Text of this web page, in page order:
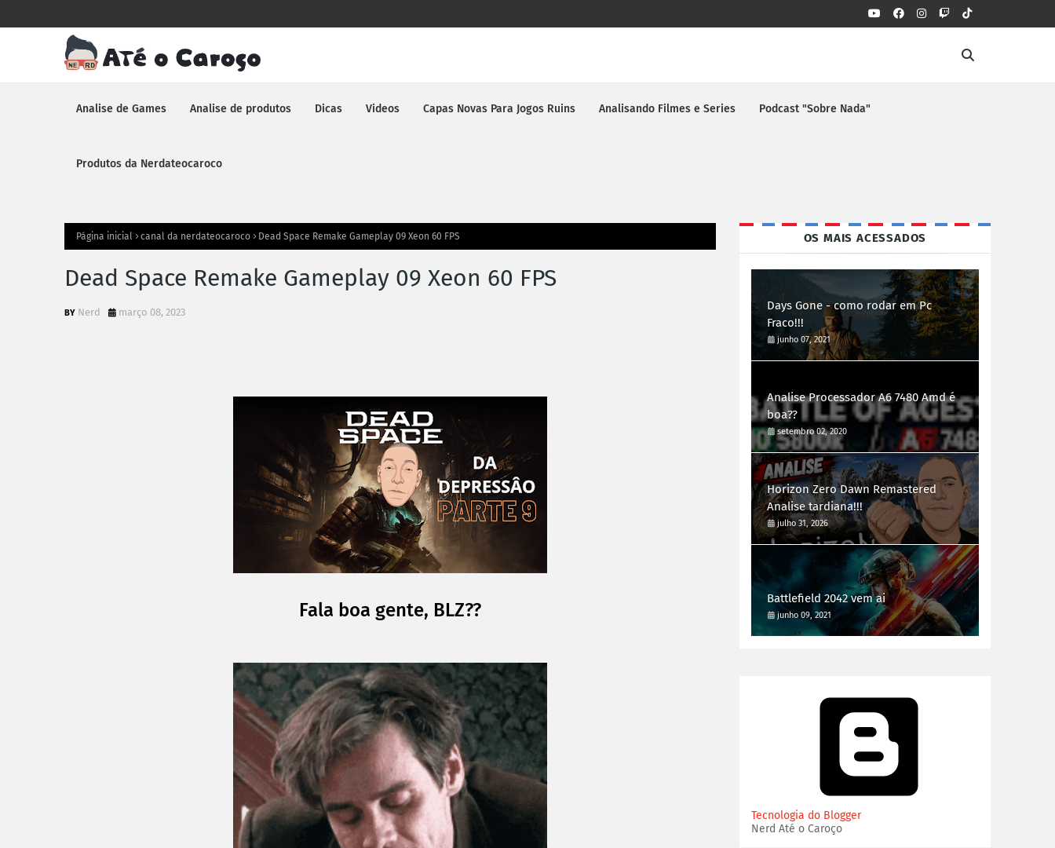
Analise de Games Analise de produtos Dicas Videos Capas Novas Para Jogos Ruins Analisando Filmes e Series Podcast "Sobre Nada"
Produtos da Nerdateocaroco
Página inicial canal da nerdateocaroco Dead Space Remake Gameplay 09 Xeon 60 FPS
Dead Space Remake Gameplay 09 Xeon 60 FPS
Nerd março 08, 2023
Fala boa gente, BLZ??
OS MAIS ACESSADOS
Days Gone - como rodar em Pc
Fraco!!!
junho 07, 2021
Analise Processador A6 7480 Amd é
boa??
setembro 02, 2020
Horizon Zero Dawn Remastered
Analise tardiana!!!
julho 31, 2026
Battlefield 2042 vem ai
junho 09, 2021
Tecnologia do Blogger
Nerd Até o Caroço